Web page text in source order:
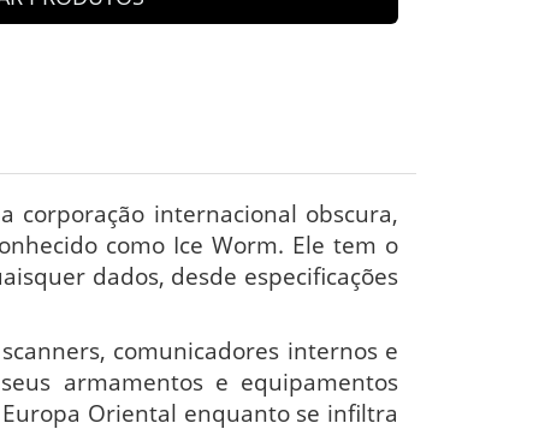
corporação internacional obscura,
como Ice Worm. Ele tem o
dados, desde especificações
comunicadores internos e
armamentos e equipamentos
Oriental enquanto se infiltra